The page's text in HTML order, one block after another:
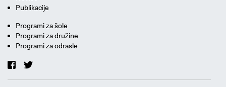
Publikacije
Programi za šole
Programi za družine
Programi za odrasle